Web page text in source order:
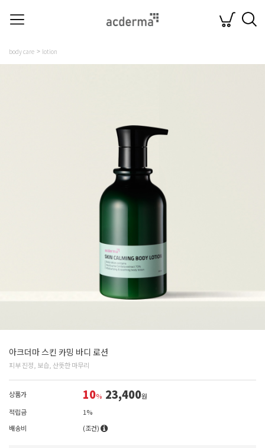
body care lotion
아크더마 스킨 카밍 바디 로션
피부 진정, 보습, 산뜻한 마무리
상품가 10% 23,400원
적립금
1%
배송비
(조건)